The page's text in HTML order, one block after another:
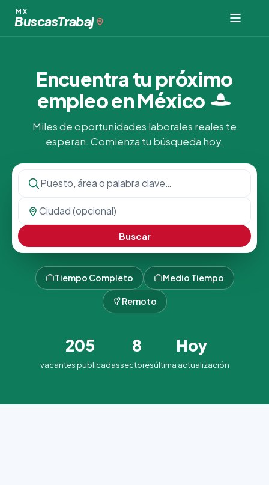
MX
BuscasTrabaj
Encuentra tu próximo
empleo enMéxico
Miles de oportunidades laborales reales te
esperan. Comienza tu búsqueda hoy.
Buscar
Tiempo Completo Medio Tiempo
Remoto
205
vacantes publicadas
8
sectores
Hoy
última actualización